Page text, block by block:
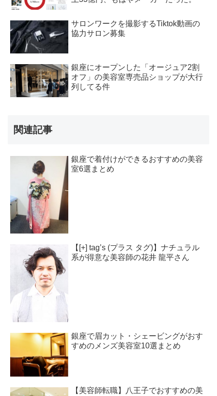
サロンワークを撮影するTiktok動画の
協力サロン募集
銀座にオープンした「オージュア2割
オフ」の美容室専売品ショップが大行
列してる件
関連記事
銀座で着付けができるおすすめの美容
室6選まとめ
【[+] tag’s (プラス タグ)】ナチュラル
系が得意な美容師の花井 龍平さん
銀座で眉カット・シェービングがおす
すめのメンズ美容室10選まとめ
【美容師転職】八王子でおすすめの美